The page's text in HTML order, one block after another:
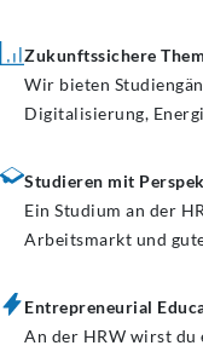
Zukunftssichere
Wir bieten
Digitalisierung,
Studieren mit
Ein Studium an der
Arbeitsmarkt und
Entrepreneurial
An der HRW wirst du